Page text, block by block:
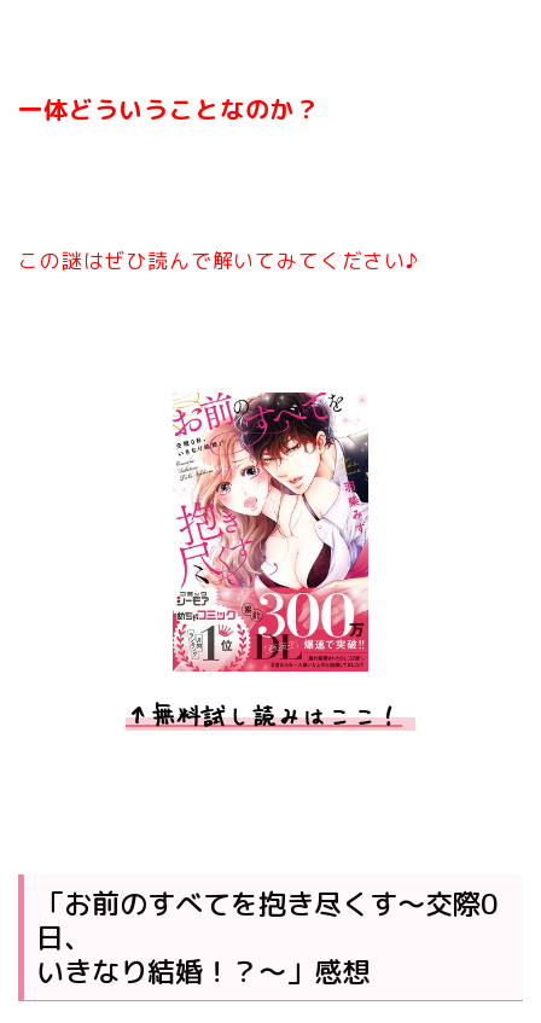
一体どういうことなのか？
この謎はぜひ読んで解いてみてください♪
↑無料試し読みはここ！
「お前のすべてを抱き尽くす～交際0
日、
いきなり結婚！？～」感想